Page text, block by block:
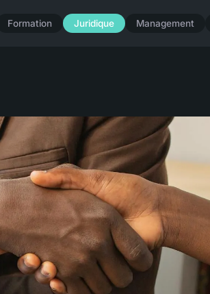
Formation Juridique Management